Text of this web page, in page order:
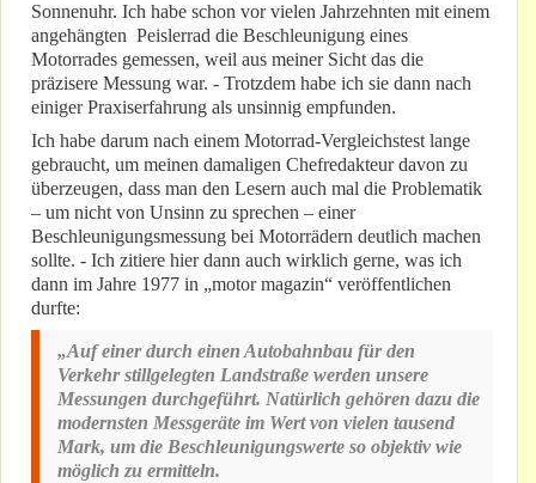
Sonnenuhr. Ich habe schon vor vielen Jahrzehnten mit einem
angehängten Peislerrad die Beschleunigung eines
Motorrades gemessen, weil aus meiner Sicht das die
präzisere Messung war. - Trotzdem habe ich sie dann nach
einiger Praxiserfahrung als unsinnig empfunden.
Ich habe darum nach einem Motorrad-Vergleichstest lange
gebraucht, um meinen damaligen Chefredakteur davon zu
überzeugen, dass man den Lesern auch mal die Problematik
– um nicht von Unsinn zu sprechen – einer
Beschleunigungsmessung bei Motorrädern deutlich machen
sollte. - Ich zitiere hier dann auch wirklich gerne, was ich
dann im Jahre 1977 in „motor magazin“ veröffentlichen
durfte:
„Auf einer durch einen Autobahnbau für den
Verkehr stillgelegten Landstraße werden unsere
Messungen durchgeführt. Natürlich gehören dazu die
modernsten Messgeräte im Wert von vielen tausend
Mark, um die Beschleunigungswerte so objektiv wie
möglich zu ermitteln.